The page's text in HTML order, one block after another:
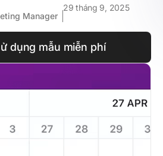
Manager
29 tháng 9, 2025
dụng mẫu miễn phí